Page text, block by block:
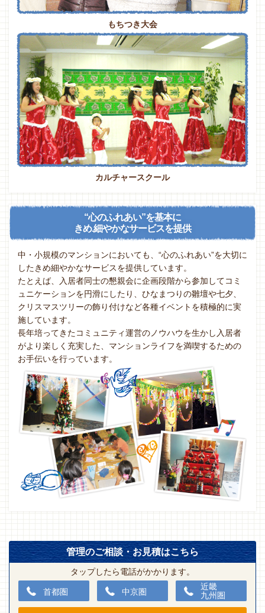
もちつき大会
カルチャースクール
“心のふれあい”を基本に
きめ.細やかなサービスを提供
中・小規模のマンションにおいても、“心のふれあい”を大切に
したきめ細やかなサービスを提供しています。
たとえば、入居者同士の懇親会に企画段階から参加してコミ
ュニケーションを円滑にしたり、ひなまつりの雛壇や七夕、
クリスマスツリーの飾り付けなど各種イベントを積極的に実
施しています。
長年培ってきたコミュニティ運営のノウハウを生かし入居者
がより楽しく充実した、マンションライフを満喫するための
お手伝いを行っています。
管理のご相談・お見積はこちら
タップしたら電話がかかります。
首都圏 中京圏
近畿
九州圏